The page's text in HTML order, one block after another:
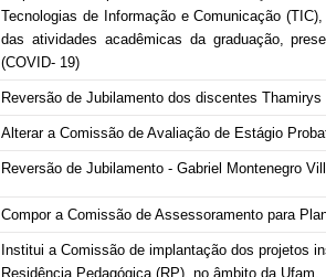
Tecnologias de Informação e Comunicação
das atividades acadêmicas da graduação,
(COVID- 19)
Reversão de Jubilamento dos discentes
Alterar a Comissão de Avaliação de Estágio
Reversão de Jubilamento - Gabriel Montenegro
Compor a Comissão de Assessoramento para
Institui a Comissão de implantação dos projetos
Residência Pedagógica (RP), no âmbito da Ufam.